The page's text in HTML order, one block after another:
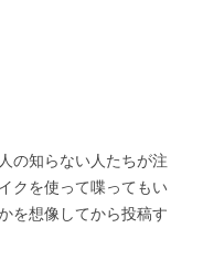
の知らない人たちが注
クを使って喋ってもい
を想像してから投稿す